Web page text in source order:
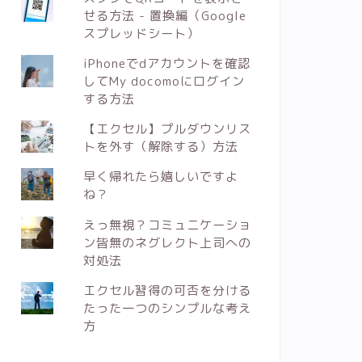
せる方法 - 置換編（Google
スプレッドシート）
iPhoneでdアカウントを確認
してMy docomoにログイン
する方法
【エクセル】プルダウンリス
トを外す（解除する）方法
早く帰れたら嬉しいですよ
ね？
えっ無視？コミュニケーショ
ン皆無のネグレクト上司への
対処法
エクセル習得の可否を分ける
たった一つのシンプルな考え
方